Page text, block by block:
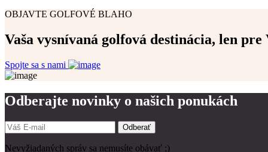
OBJAVTE GOLFOVÉ BLAHO
Vaša vysnívaná golfová destinácia, len pre
Spojte sa s nami
Odberajte novinky o našich ponukách
Odberať
Nevyžiadaných správ sa nemusíte obávať ;)